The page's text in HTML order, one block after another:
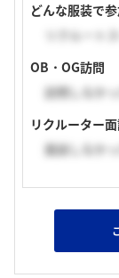
どんな服装で
リクルートス
OB・OG訪問
訪問しなかっ
リクルーター
面談しなかっ